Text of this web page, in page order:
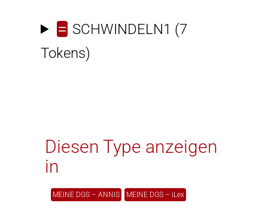
= SCHWINDELN1 (7
Tokens)
Diesen Type anzeigen
in
MEINE DGS – ANNIS MEINE DGS – iLex